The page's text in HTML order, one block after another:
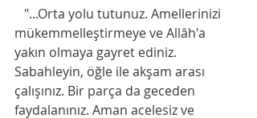
mükemmelleştirmeye ve Allâh'a
yakın olmaya gayret ediniz.
Sabahleyin, öğle ile akşam arası
çalışınız. Bir parça da geceden
faydalanınız. Aman acelesiz ve